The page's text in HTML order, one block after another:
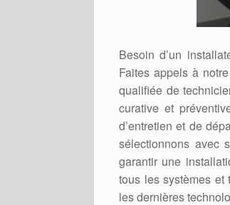
Besoin d’un
Faites appels à
qualifiée de
curative et
d’entretien et de
sélectionnons avec
garantir une
tous les systèmes et
les dernières